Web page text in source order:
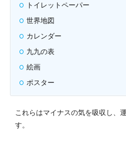
トイレットペーパー
世界地図
カレンダー
九九の表
絵画
ポスター
これらはマイナスの気を吸収し、
す。